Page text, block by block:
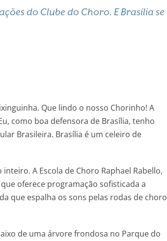
do Clube do Choro. E Brasília se
Que lindo o nosso Chorinho! A
como boa defensora de Brasília, tenho
Brasileira. Brasília é um celeiro de
A Escola de Choro Raphael Rabello,
oferece programação sofisticada a
que espalha os sons pelas rodas de choro
de uma árvore frondosa no Parque do